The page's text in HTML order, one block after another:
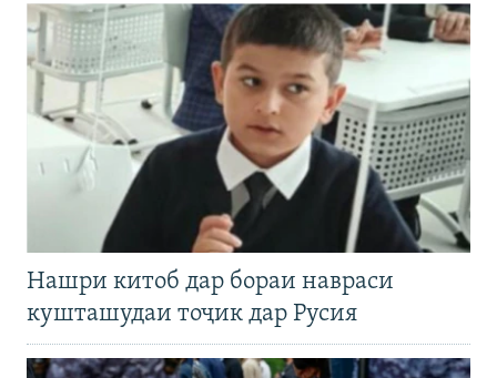
Нашри китоб дар бораи навраси
кушташудаи тоҷик дар Русия